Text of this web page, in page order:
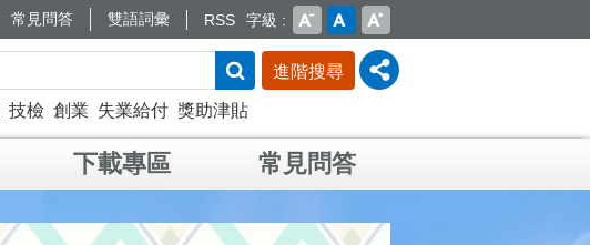
常見問答 雙語詞彙 RSS 字級
進階搜尋
技檢 創業 失業給付 獎助津貼
下載專區 常見問答